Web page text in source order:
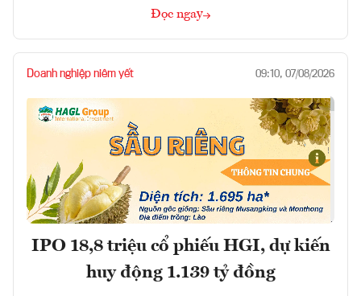
Đọc ngay
Doanh nghiệp niêm yết 09:10, 07/08/2026
IPO 18,8 triệu cổ phiếu HGI, dự kiến
huy động 1.139 tỷ đồng